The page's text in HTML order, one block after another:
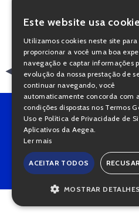
voltar
Copyright © 2022 •
Este website usa
Utilizamos cookies neste site para
proporcionar a você uma boa
navegação e captar informações
evolução da nossa prestação de
continuar navegando, você
automaticamente concorda com
condições dispostas nos Termos
Uso e Política de Privacidade de
Aplicativos da Aegea.
Ler mais
ACEITAR TODOS
MOSTRAR DETALHES